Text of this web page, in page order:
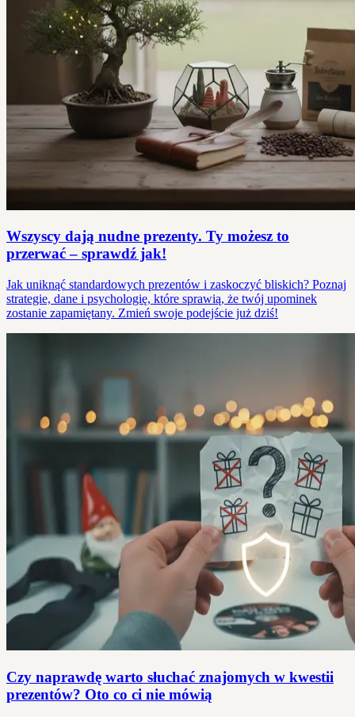
Wszyscy dają nudne prezenty. Ty możesz to
przerwać – sprawdź jak!
Jak uniknąć standardowych prezentów i zaskoczyć bliskich? Poznaj
strategie, dane i psychologię, które sprawią, że twój upominek
zostanie zapamiętany. Zmień swoje podejście już dziś!
Czy naprawdę warto słuchać znajomych w kwestii
prezentów? Oto co ci nie mówią